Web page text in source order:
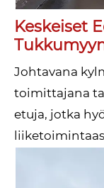
Keskeiset
Johtavana
toimittajana
etuja, jotka